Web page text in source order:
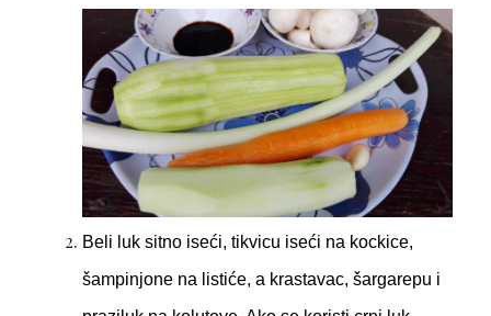
Beli luk sitno iseći, tikvicu iseći na kockice,
šampinjone na listiće, a krastavac, šargarepu i